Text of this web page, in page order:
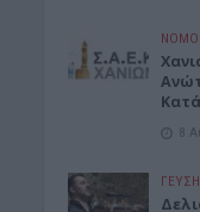
8